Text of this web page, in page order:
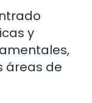
y
áreas de